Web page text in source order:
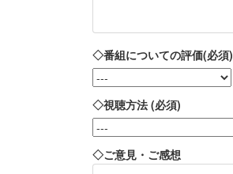
◇番組についての評価(必須)
◇視聴方法 (必須)
◇ご意見・ご感想